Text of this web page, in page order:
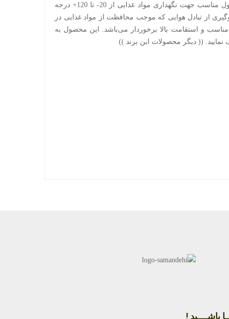
با استفاده از مواد اولیه بهداشتی و مرغوب، و اهمیت به کیفیت و دوام کالا، راحتی و زیبایی را به خانه های شما هدیه می‌کند. این محصول مناسب جهت نگهداری مواد غذایی از 20- تا 120+ درجه
از تبادل هوایی که موجب محافظت از مواد غذایی در
و استقامت بالا برخوردار می‌باشد. این محصول به
دیگر محصولات این برند ))
باشــــید !